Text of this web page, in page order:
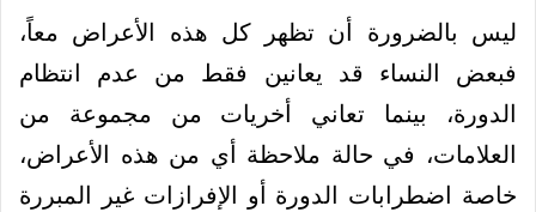
ليس بالضرورة أن تظهر كل هذه الأعراض معاً،
فبعض النساء قد يعانين فقط من عدم انتظام
الدورة، بينما تعاني أخريات من مجموعة من
العلامات، في حالة ملاحظة أي من هذه الأعراض،
خاصة اضطرابات الدورة أو الإفرازات غير المبررة